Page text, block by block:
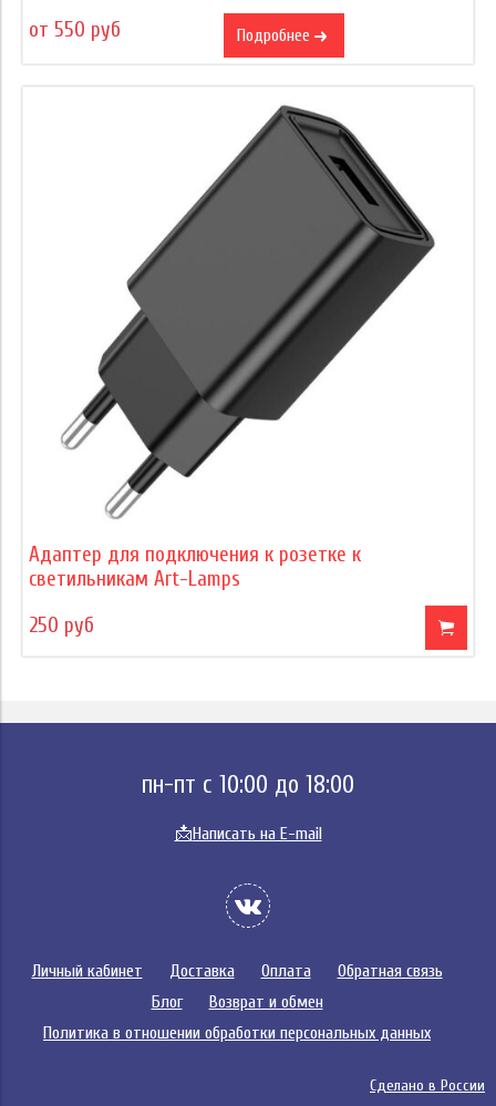
от 550 руб
Подробнее
Адаптер для подключения к розетке к
светильникам Art-Lamps
250 руб
пн-пт с 10:00 до 18:00
📩Написать на E-mail
Личный кабинет Доставка Оплата
Обратная связь
Блог
Возврат и обмен
Политика в отношении обработки персональных данных
Сделано в России